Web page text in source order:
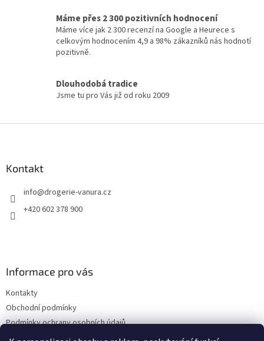
y
v
ý
s
u
Máme přes 2 300 pozitivních hodnocení
Máme více jak 2 300 recenzí na Google a Heurece s
celkovým hodnocením 4,9 a 98% zákazníků nás hodnotí
pozitivně.
Dlouhodobá tradice
Jsme tu pro Vás již od roku 2009
Kontakt
info@drogerie-vanura.cz
+420 602 378 900
Informace pro vás
Kontakty
Obchodní podmínky
Podmínky ochrany osobních údajů
Dodací a platební podmínky